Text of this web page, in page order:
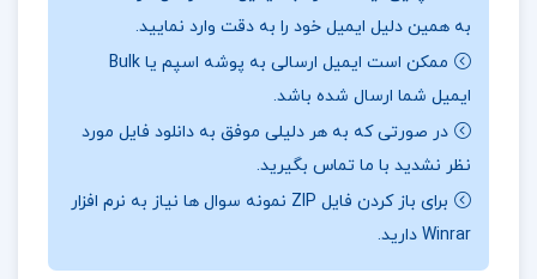
دروس معارف، کتاب ارزشمند تاریخ امامت است.این اثر با
هدف افزایش دانش و آگاهی دانشجویان در زمینه تاریخ
امامت و درک بهتر جایگاه امامان معصوم (ع) در تاریخ
اسلام تدوین شده است.در این کتاب، تلاش شده تا
نقش‌های تأثیرگذار این بزرگان در شکل‌گیری تمدن اسلامی
و تحولات کلیدی تاریخ مورد بررسی قرار گیرد.این اثر با
پوشش جنبه‌های گوناگون تاریخی، اجتماعی و دینی مرتبط
به همین دلیل ایمیل خود را به دقت وارد نمایید.
ممکن است ایمیل ارسالی به پوشه اسپم یا Bulk
ایمیل شما ارسال شده باشد.
در صورتی که به هر دلیلی موفق به دانلود فایل مورد
نظر نشدید با ما تماس بگیرید.
برای باز کردن فایل ZIP نمونه سوال ها نیاز به نرم افزار
Winrar دارید.